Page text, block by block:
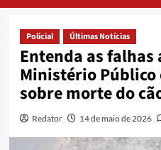
Policial Últimas Notícias
Entenda as
Ministério
sobre morte do
Redator 14 de maio de 2026